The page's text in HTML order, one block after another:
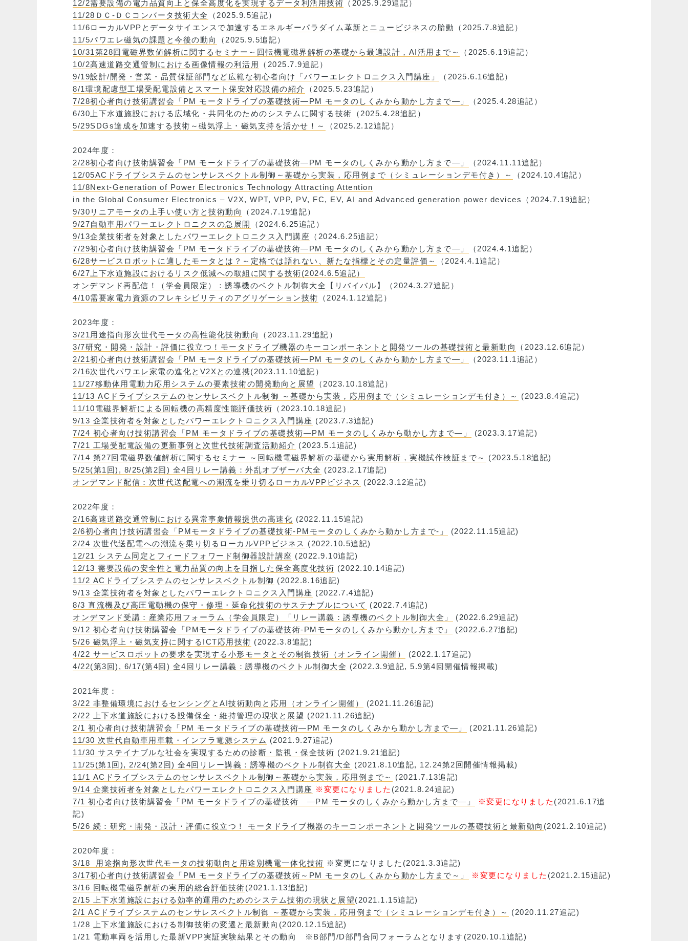
12/2需要設備の電力品質向上と保全高度化を実現するデータ利活用技術 （2025.9.29追記）
11/28ＤＣ-ＤＣコンバータ技術大全
（2025.9.5追記）
11/6ローカルVPPとデータサイエンスで加速するエネルギーパラダイム革新とニュービジネスの胎動
（2025.7.8追記）
11/5パワエレ磁気の課題と今後の動向
（2025.9.5追記）
10/31第28回電磁界数値解析に関するセミナー～回転機電磁界解析の基礎から最適設計，AI活用まで～
（2025.6.19追記）
10/2高速道路交通管制における画像情報の利活用
（2025.7.9追記）
9/19設計/開発・営業・品質保証部門など広範な初心者向け「パワーエレクトロニクス入門講座」
（2025.6.16追記）
8/1環境配慮型工場受配電設備とスマート保安対応設備の紹介
（2025.5.23追記）
7/28初心者向け技術講習会「PM モータドライブの基礎技術―PM モータのしくみから動かし方まで―」
（2025.4.28追記）
6/30上下水道施設における広域化・共同化のためのシステムに関する技術 （2025.4.28追記）
5/29SDGs達成を加速する技術～磁気浮上・磁気支持を活かせ！～
（2025.2.12追記）
2024年度：
2/28初心者向け技術講習会「PM モータドライブの基礎技術―PM モータのしくみから動かし方まで―」
（2024.11.11追記）
12/05ACドライブシステムのセンサレスベクトル制御～基礎から実装，応用例まで（シミュレーションデモ付き）～
（2024.10.4追記）
11/8Next-Generation of Power Electronics Technology Attracting Attention
in the Global Consumer Electronics – V2X, WPT, VPP, PV, FC, EV, AI and Advanced generation power devices（2024.7.19追記）
9/30リニアモータの上手い使い方と技術動向
（2024.7.19追記）
9/27自動車用パワーエレクトロニクスの急展開
（2024.6.25追記）
9/13企業技術者を対象としたパワーエレクトロニクス入門講座
（2024.6.25追記）
7/29初心者向け技術講習会「PM モータドライブの基礎技術―PM モータのしくみから動かし方まで―」
（2024.4.1追記）
6/28サービスロボットに適したモータとは？～定格では語れない、新たな指標とその定量評価～
（2024.4.1追記）
6/27上下水道施設におけるリスク低減への取組に関する技術(2024.6.5追記）
オンデマンド再配信！（学会員限定）：誘導機のベクトル制御大全【リバイバル】
（2024.3.27追記）
4/10需要家電力資源のフレキシビリティのアグリゲーション技術 （2024.1.12追記）
2023年度：
3/21用途指向形次世代モータの高性能化技術動向
（2023.11.29追記）
3/7研究・開発・設計・評価に役立つ！モータドライブ機器のキーコンポーネントと開発ツールの基礎技術と最新動向
（2023.12.6追記）
2/21初心者向け技術講習会「PM モータドライブの基礎技術―PM モータのしくみから動かし方まで―」
（2023.11.1追記）
2/16次世代パワエレ家電の進化とV2Xとの連携(2023.11.10追記）
11/27移動体用電動力応用システムの要素技術の開発動向と展望
（2023.10.18追記）
11/13 ACドライブシステムのセンサレスベクトル制御 ～基礎から実装，応用例まで（シミュレーションデモ付き）～
(2023.8.4追記)
11/10電磁界解析による回転機の高精度性能評価技術 （2023.10.18追記）
9/13 企業技術者を対象としたパワーエレクトロニクス入門講座 (2023.7.3追記)
7/24 初心者向け技術講習会「PM モータドライブの基礎技術―PM モータのしくみから動かし方まで―」
(2023.3.17追記)
7/21 工場受配電設備の更新事例と次世代技術調査活動紹介 (2023.5.1追記)
7/14 第27回電磁界数値解析に関するセミナー ～回転機電磁界解析の基礎から実用解析，実機試作検証まで～
(2023.5.18追記)
5/25(第1回), 8/25(第2回) 全4回リレー講義：外乱オブザーバ大全 (2023.2.17追記)
オンデマンド配信：次世代送配電への潮流を乗り切るローカルVPPビジネス (2022.3.12追記)
2022年度：
2/16高速道路交通管制における異常事象情報提供の高速化 (2022.11.15追記)
2/6初心者向け技術講習会「PMモータドライブの基礎技術-PMモータのしくみから動かし方まで-」
(2022.11.15追記)
2/24 次世代送配電への潮流を乗り切るローカルVPPビジネス (2022.10.5追記)
12/21 システム同定とフィードフォワード制御器設計講座 (2022.9.10追記)
12/13 需要設備の安全性と電力品質の向上を目指した保全高度化技術 (2022.10.14追記)
11/2 ACドライブシステムのセンサレスベクトル制御 (2022.8.16追記)
9/13 企業技術者を対象としたパワーエレクトロニクス入門講座 (2022.7.4追記)
8/3 直流機及び高圧電動機の保守・修理・延命化技術のサステナブルについて (2022.7.4追記)
オンデマンド受講：産業応用フォーラム（学会員限定）「リレー講義：誘導機のベクトル制御大全」
(2022.6.29追記)
9/12 初心者向け技術講習会「PMモータドライブの基礎技術-PMモータのしくみから動かし方まで」
(2022.6.27追記)
5/26 磁気浮上・磁気支持に関するICT応用技術 (2022.3.8追記)
4/22 サービスロボットの要求を実現する小形モータとその制御技術（オンライン開催）
(2022.1.17追記)
4/22(第3回), 6/17(第4回) 全4回リレー講義：誘導機のベクトル制御大全 (2022.3.9追記, 5.9第4回開催情報掲載)
2021年度：
3/22 非整備環境におけるセンシングとAI技術動向と応用（オンライン開催）
(2021.11.26追記)
2/22 上下水道施設における設備保全・維持管理の現状と展望 (2021.11.26追記)
2/1 初心者向け技術講習会「PM モータドライブの基礎技術―PM モータのしくみから動かし方まで―」
(2021.11.26追記)
11/30 次世代自動車用車載・インフラ電源システム (2021.9.27追記)
11/30 サステイナブルな社会を実現するための診断・監視・保全技術 (2021.9.21追記)
11/25(第1回), 2/24(第2回) 全4回リレー講義：誘導機のベクトル制御大全 (2021.8.10追記, 12.24第2回開催情報掲載)
11/1 ACドライブシステムのセンサレスベクトル制御～基礎から実装，応用例まで～
(2021.7.13追記)
9/14 企業技術者を対象としたパワーエレクトロニクス入門講座 ※変更になりました (2021.8.24追記)
7/1 初心者向け技術講習会「PM モータドライブの基礎技術 ―PM モータのしくみから動かし方まで―」
※変更になりました (2021.6.17追
記)
5/26 続：研究・開発・設計・評価に役立つ！ モータドライブ機器のキーコンポーネントと開発ツールの基礎技術と最新動向 (2021.2.10追記)
2020年度：
3/18 用途指向形次世代モータの技術動向と用途別機電一体化技術 ※変更になりました(2021.3.3追記)
3/17初心者向け技術講習会「PM モータドライブの基礎技術～PM モータのしくみから動かし方まで～」
※変更になりました (2021.2.15追記)
3/16 回転機電磁界解析の実用的総合評価技術(2021.1.13追記)
2/15 上下水道施設における効率的運用のためのシステム技術の現状と展望(2021.1.15追記)
2/1 ACドライブシステムのセンサレスベクトル制御 ～基礎から実装，応用例まで（シミュレーションデモ付き）～
(2020.11.27追記)
1/28 上下水道施設における制御技術の変遷と最新動向 (2020.12.15追記)
1/21 電動車両を活用した最新VPP実証実験結果とその動向
※B部門/D部門合同フォーラムとなります(2020.10.1追記)